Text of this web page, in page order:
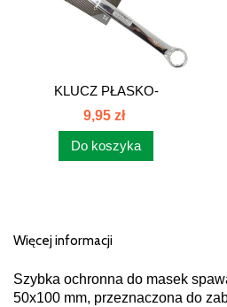
KLUCZ PŁASKO-
OCZKOWY 19mm...
9,95 zł
Do koszyka
Więcej informacji
Szybka ochronna do masek
50x100 mm, przeznaczona do